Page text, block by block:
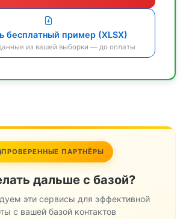
бесплатный пример (XLSX)
из вашей выборки — до оплаты
ПРОВЕРЕННЫЕ ПАРТНЁРЫ
дальше с базой?
эти сервисы для эффективной
с вашей базой контактов